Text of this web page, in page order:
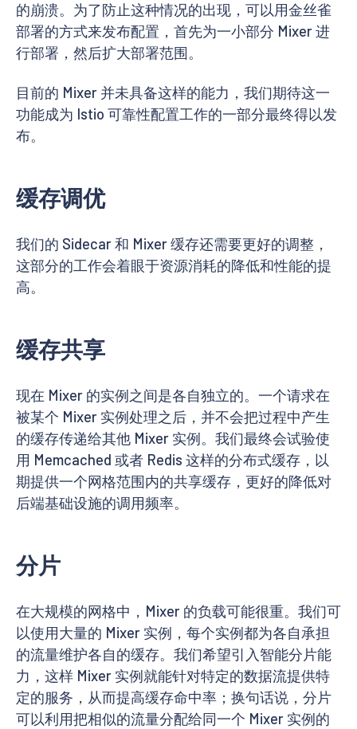
的崩溃。为了防止这种情况的出现，可以用金丝雀
部署的方式来发布配置，首先为一小部分 Mixer 进
行部署，然后扩大部署范围。
目前的 Mixer 并未具备这样的能力，我们期待这一
功能成为 Istio 可靠性配置工作的一部分最终得以发
布。
缓存调优
我们的 Sidecar 和 Mixer 缓存还需要更好的调整，
这部分的工作会着眼于资源消耗的降低和性能的提
高。
缓存共享
现在 Mixer 的实例之间是各自独立的。一个请求在
被某个 Mixer 实例处理之后，并不会把过程中产生
的缓存传递给其他 Mixer 实例。我们最终会试验使
用 Memcached 或者 Redis 这样的分布式缓存，以
期提供一个网格范围内的共享缓存，更好的降低对
后端基础设施的调用频率。
分片
在大规模的网格中，Mixer 的负载可能很重。我们可
以使用大量的 Mixer 实例，每个实例都为各自承担
的流量维护各自的缓存。我们希望引入智能分片能
力，这样 Mixer 实例就能针对特定的数据流提供特
定的服务，从而提高缓存命中率；换句话说，分片
可以利用把相似的流量分配给同一个 Mixer 实例的